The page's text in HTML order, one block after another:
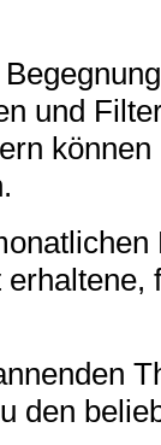
und
en
erhaltene,
T
den